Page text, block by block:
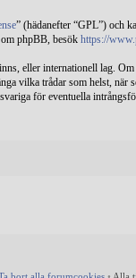
” (hädanefter “GPL”) och
phpBB, besök https://
eller internationell lag.
vilka trådar som helst, när
för eventuella